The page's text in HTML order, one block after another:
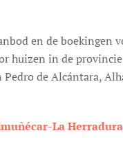
en de boekingen
huizen in de
Pedro de Alcántara,
La Herradura